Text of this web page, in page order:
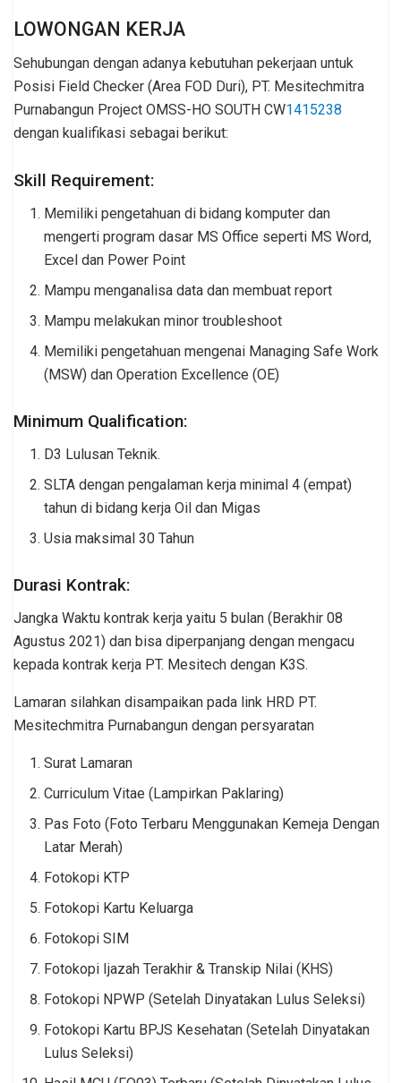
LOWONGAN KERJA
Sehubungan dengan adanya kebutuhan pekerjaan untuk
Posisi Field Checker (Area FOD Duri), PT. Mesitechmitra
Purnabangun Project OMSS-HO SOUTH CW1415238
dengan kualifikasi sebagai berikut:
Skill Requirement:
Memiliki pengetahuan di bidang komputer dan
mengerti program dasar MS Office seperti MS Word,
Excel dan Power Point
Mampu menganalisa data dan membuat report
Mampu melakukan minor troubleshoot
Memiliki pengetahuan mengenai Managing Safe Work
(MSW) dan Operation Excellence (OE)
Minimum Qualification:
D3 Lulusan Teknik.
SLTA dengan pengalaman kerja minimal 4 (empat)
tahun di bidang kerja Oil dan Migas
Usia maksimal 30 Tahun
Durasi Kontrak:
Jangka Waktu kontrak kerja yaitu 5 bulan (Berakhir 08
Agustus 2021) dan bisa diperpanjang dengan mengacu
kepada kontrak kerja PT. Mesitech dengan K3S.
Lamaran silahkan disampaikan pada link HRD PT.
Mesitechmitra Purnabangun dengan persyaratan
Surat Lamaran
Curriculum Vitae (Lampirkan Paklaring)
Pas Foto (Foto Terbaru Menggunakan Kemeja Dengan
Latar Merah)
Fotokopi KTP
Fotokopi Kartu Keluarga
Fotokopi SIM
Fotokopi Ijazah Terakhir & Transkip Nilai (KHS)
Fotokopi NPWP (Setelah Dinyatakan Lulus Seleksi)
Fotokopi Kartu BPJS Kesehatan (Setelah Dinyatakan
Lulus Seleksi)